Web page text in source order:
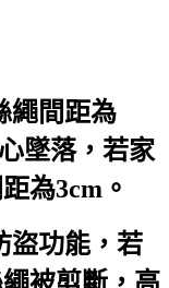
繩間距為
墜落，若家
為3cm。
盜功能，若